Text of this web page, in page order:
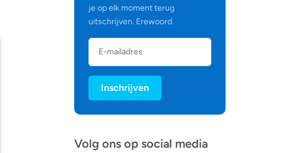
je op elk moment terug
uitschrijven. Erewoord.
Inschrijven
Volg ons op social media